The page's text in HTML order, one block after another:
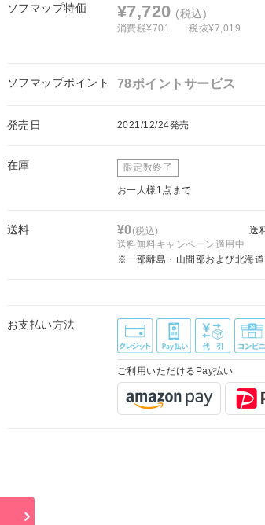
ソフマップ特価 ¥7,720 (税込)
消費税¥701 税抜¥7,019
ソフマップポイント 78ポイントサービス
発売日 2021/12/24発売
在庫 限定数終了
お一人様1点まで
送料 ¥0(税込) 送
送料無料キャンペーン適用中
※一部離島・山間部および北海
お支払い方法
ご利用いただけるPay払い